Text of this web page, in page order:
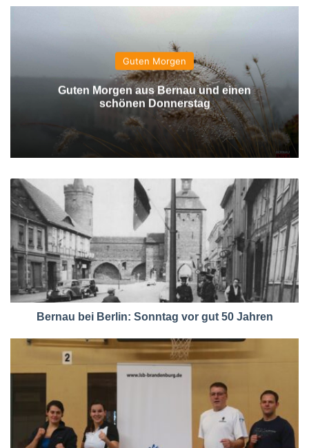
Guten Morgen
Guten Morgen aus Bernau und einen
schönen Donnerstag
Bernau bei Berlin: Sonntag vor gut 50 Jahren